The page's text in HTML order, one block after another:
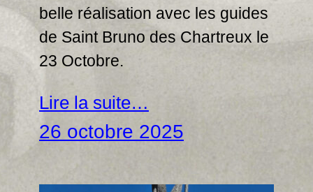
belle réalisation avec les guides
de Saint Bruno des Chartreux le
23 Octobre.
Lire la suite…
26 octobre 2025